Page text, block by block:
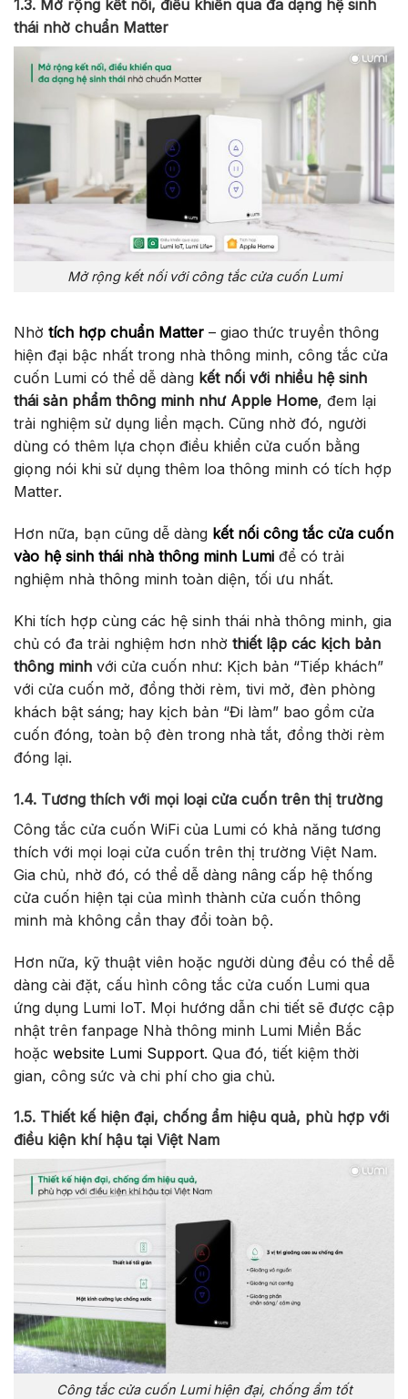
1.3. Mở rộng kết nối, điều khiển qua đa dạng hệ sinh
thái nhờ chuẩn Matter
Mở rộng kết nối với công tắc cửa cuốn Lumi
Nhờ tích hợp chuẩn Matter – giao thức truyền thông
hiện đại bậc nhất trong nhà thông minh, công tắc cửa
cuốn Lumi có thể dễ dàng kết nối với nhiều hệ sinh
thái sản phẩm thông minh như Apple Home, đem lại
trải nghiệm sử dụng liền mạch. Cũng nhờ đó, người
dùng có thêm lựa chọn điều khiển cửa cuốn bằng
giọng nói khi sử dụng thêm loa thông minh có tích hợp
Matter.
Hơn nữa, bạn cũng dễ dàng kết nối công tắc cửa cuốn
vào hệ sinh thái nhà thông minh Lumi để có trải
nghiệm nhà thông minh toàn diện, tối ưu nhất.
Khi tích hợp cùng các hệ sinh thái nhà thông minh, gia
chủ có đa trải nghiệm hơn nhờ thiết lập các kịch bản
thông minh với cửa cuốn như: Kịch bản “Tiếp khách”
với cửa cuốn mở, đồng thời rèm, tivi mở, đèn phòng
khách bật sáng; hay kịch bản “Đi làm” bao gồm cửa
cuốn đóng, toàn bộ đèn trong nhà tắt, đồng thời rèm
đóng lại.
1.4. Tương thích với mọi loại cửa cuốn trên thị trường
Công tắc cửa cuốn WiFi của Lumi có khả năng tương
thích với mọi loại cửa cuốn trên thị trường Việt Nam.
Gia chủ, nhờ đó, có thể dễ dàng nâng cấp hệ thống
cửa cuốn hiện tại của mình thành cửa cuốn thông
minh mà không cần thay đổi toàn bộ.
Hơn nữa, kỹ thuật viên hoặc người dùng đều có thể dễ
dàng cài đặt, cấu hình công tắc cửa cuốn Lumi qua
ứng dụng Lumi IoT. Mọi hướng dẫn chi tiết sẽ được cập
nhật trên fanpage Nhà thông minh Lumi Miền Bắc
hoặc website Lumi Support. Qua đó, tiết kiệm thời
gian, công sức và chi phí cho gia chủ.
1.5. Thiết kế hiện đại, chống ẩm hiệu quả, phù hợp với
điều kiện khí hậu tại Việt Nam
Công tắc cửa cuốn Lumi hiện đại, chống ẩm tốt